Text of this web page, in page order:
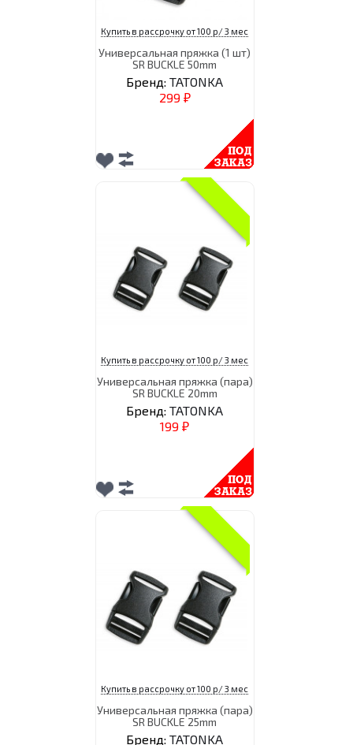
Купить в рассрочку от 100 р/ 3 мес
Универсальная пряжка (1 шт)
SR BUCKLE 50mm
Бренд: TATONKA
299 ₽
Купить в рассрочку от 100 р/ 3 мес
Универсальная пряжка (пара)
SR BUCKLE 20mm
Бренд: TATONKA
199 ₽
Купить в рассрочку от 100 р/ 3 мес
Универсальная пряжка (пара)
SR BUCKLE 25mm
Бренд: TATONKA